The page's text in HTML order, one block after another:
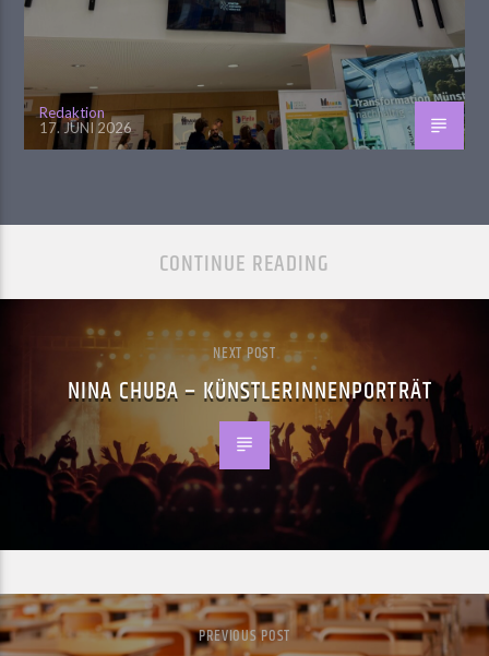
Redaktion
17. JUNI 2026
CONTINUE READING
NEXT POST
NINA CHUBA – KÜNSTLERINNENPORTRÄT
PREVIOUS POST